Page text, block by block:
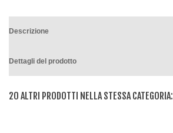
Descrizione
Dettagli del prodotto
20 ALTRI PRODOTTI NELLA STESSA CATEGORIA: